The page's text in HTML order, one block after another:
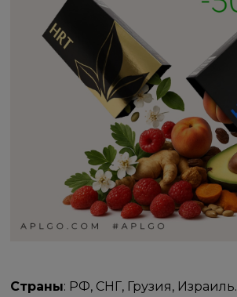
Страны: РФ, СНГ, Грузия, Израиль.